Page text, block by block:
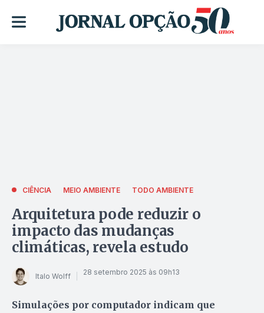
CIÊNCIA MEIO AMBIENTE TODO AMBIENTE
Arquitetura pode reduzir o
impacto das mudanças
climáticas, revela estudo
Italo Wolff 28 setembro 2025 às 09h13
Simulações por computador indicam que